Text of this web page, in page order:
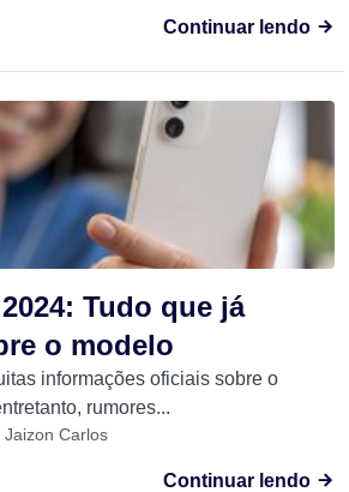
Continuar lendo
Tudo que já
o modelo
informações oficiais sobre o
rumores...
Carlos
Continuar lendo